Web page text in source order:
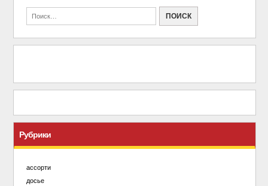
Рубрики
ассорти
досье